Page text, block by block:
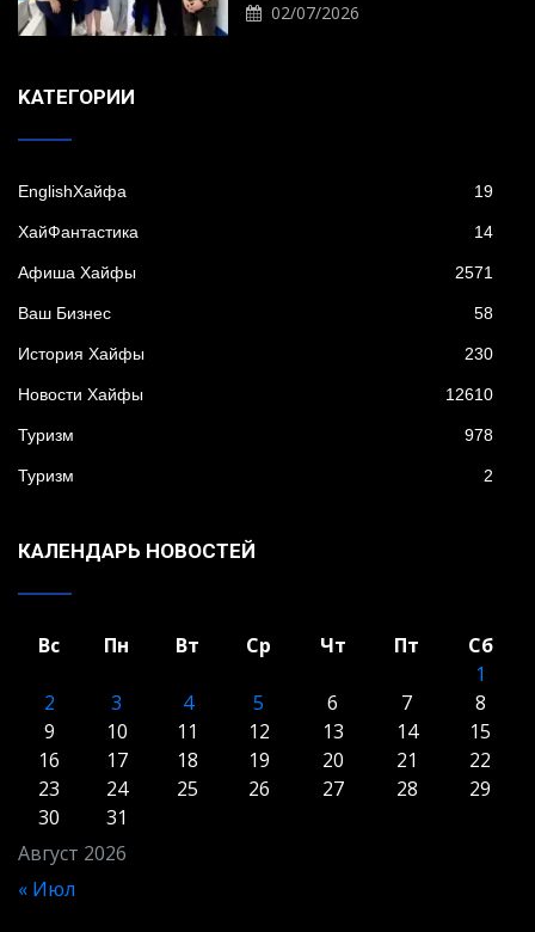
02/07/2026
KАТЕГОРИИ
EnglishХайфа 19
XайФантастика 14
Афиша Хайфы 2571
Ваш Бизнес 58
История Хайфы 230
Новости Хайфы 12610
Туризм 978
Туризм 2
КАЛЕНДАРЬ НОВОСТЕЙ
Август 2026
Вс Пн Вт Ср Чт Пт
Сб
1
2
3 4 5 6 7
8
9
10 11 12 13 14
15
16
17 18 19 20 21
22
23
24 25 26 27 28
29
30
31
« Июл